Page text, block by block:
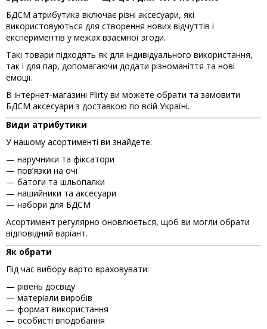
БДСМ атрибутика включає різні аксесуари, які
використовуються для створення нових відчуттів і
експериментів у межах взаємної згоди.
Такі товари підходять як для індивідуального використання,
так і для пар, допомагаючи додати різноманіття та нові
емоції.
В інтернет-магазині Flirty ви можете обрати та замовити
БДСМ аксесуари з доставкою по всій Україні.
Види атрибутики
У нашому асортименті ви знайдете:
— наручники та фіксатори
— пов’язки на очі
— батоги та шльопалки
— нашийники та аксесуари
— набори для БДСМ
Асортимент регулярно оновлюється, щоб ви могли обрати
відповідний варіант.
Як обрати
Під час вибору варто враховувати:
— рівень досвіду
— матеріали виробів
— формат використання
— особисті вподобання